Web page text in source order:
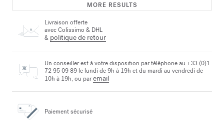
MORE RESULTS
Livraison offerte
avec Colissimo & DHL
& politique de retour
Un conseiller est à votre disposition par téléphone au +33 (0)1
72 95 09 89 le lundi de 9h à 19h et du mardi au vendredi de
10h à 19h, ou paremail
Paiement sécurisé